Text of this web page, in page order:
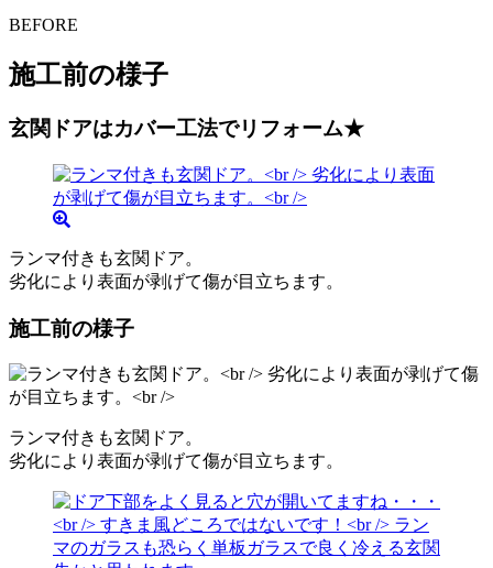
BEFORE
施工前の様子
玄関ドアはカバー工法でリフォーム★
ランマ付きも玄関ドア。
劣化により表面が剥げて傷が目立ちます。
施工前の様子
ランマ付きも玄関ドア。
劣化により表面が剥げて傷が目立ちます。